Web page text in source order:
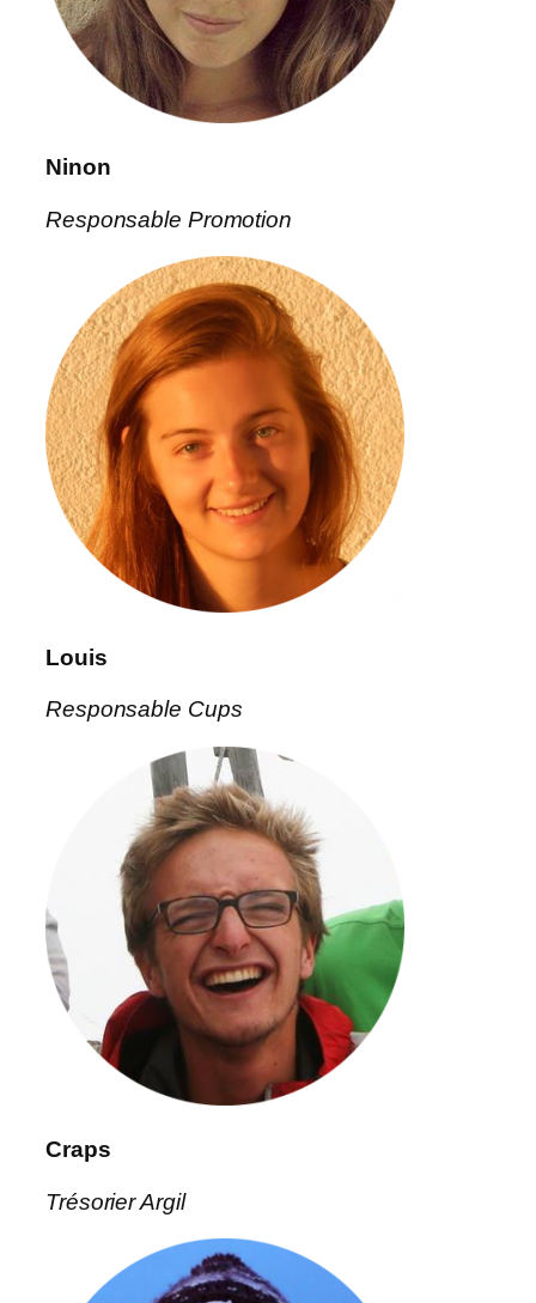
Ninon
Responsable Promotion
Louis
Responsable Cups
Craps
Trésorier Argil